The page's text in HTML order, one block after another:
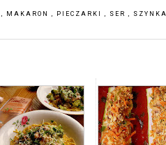
MAKARON PIECZARKI SER SZYNKA